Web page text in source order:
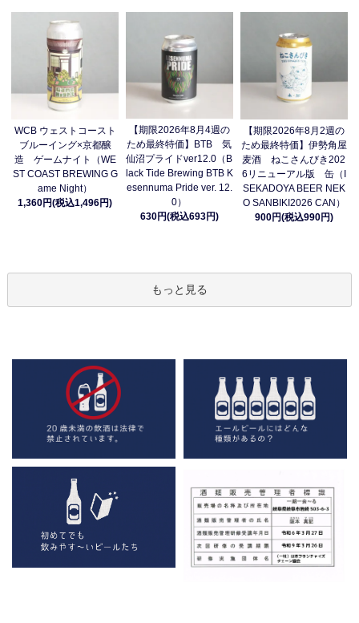
WCB ウェストコースト
ブルーイング×京都醸
造 ゲームナイト（WE
ST COAST BREWING G
ame Night）
1,360円(税込1,496円)
【期限2026年8月4週の
ため最終特価】BTB 気
仙沼プライドver12.0（B
lack Tide Brewing BTB K
esennuma Pride ver. 12.
0）
630円(税込693円)
【期限2026年8月2週の
ため最終特価】伊勢角屋
麦酒 ねこさんびき202
6リニューアル版 缶（I
SEKADOYA BEER NEK
O SANBIKI2026 CAN）
900円(税込990円)
もっと見る